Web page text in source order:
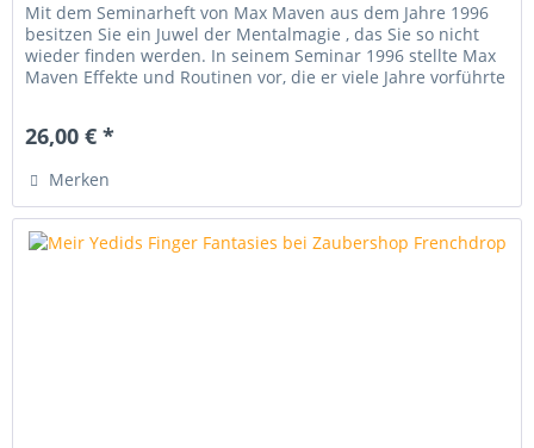
Mit dem Seminarheft von Max Maven aus dem Jahre 1996
besitzen Sie ein Juwel der Mentalmagie , das Sie so nicht
wieder finden werden. In seinem Seminar 1996 stellte Max
Maven Effekte und Routinen vor, die er viele Jahre vorführte
26,00 € *
Merken